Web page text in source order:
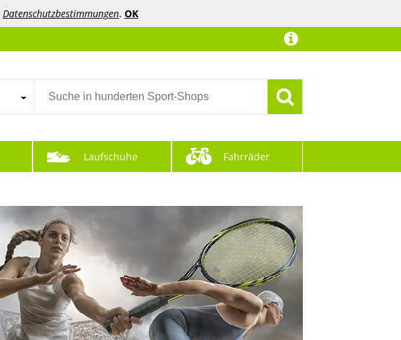
Datenschutzbestimmungen. OK
Laufschuhe Fahrräder